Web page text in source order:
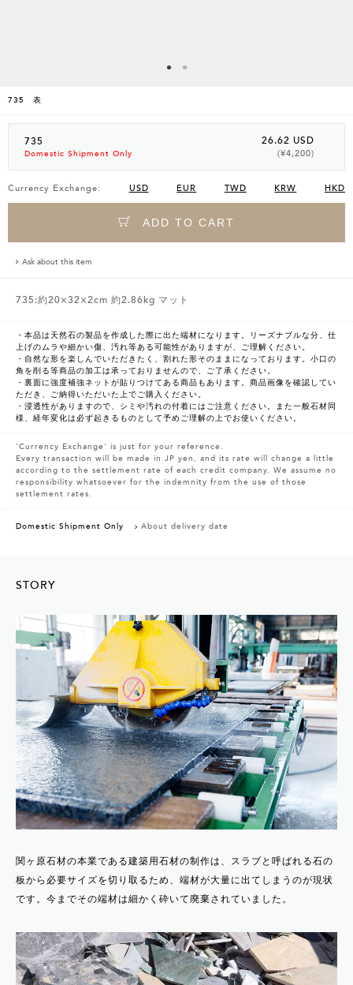
735 表
735
Domestic Shipment Only
26.62 USD
(¥4,200)
Currency Exchange: USD EUR TWD KRW HKD
ADD TO CART
Ask about this item
735:約20×32×2cm 約2.86kg マット
・本品は天然石の製品を作成した際に出た端材になります。リーズナブルな分、仕
上げのムラや細かい傷、汚れ等ある可能性がありますが、ご理解ください。
・自然な形を楽しんでいただきたく、割れた形そのままになっております。小口の
角を削る等商品の加工は承っておりませんので、ご了承ください。
・裏面に強度補強ネットが貼りつけてある商品もあります。商品画像を確認してい
ただき、ご納得いただいた上でご購入ください。
・浸透性がありますので、シミや汚れの付着にはご注意ください。また一般石材同
様、経年変化は必ず起きるものとして予めご理解の上でお使いください。
'Currency Exchange' is just for your reference.
Every transaction will be made in JP yen, and its rate will change a little
according to the settlement rate of each credit company. We assume no
responsibility whatsoever for the indemnity from the use of those
settlement rates.
Domestic Shipment Only About delivery date
STORY
関ヶ原石材の本業である建築用石材の制作は、スラブと呼ばれる石の
板から必要サイズを切り取るため、端材が大量に出てしまうのが現状
です。今までその端材は細かく砕いて廃棄されていました。